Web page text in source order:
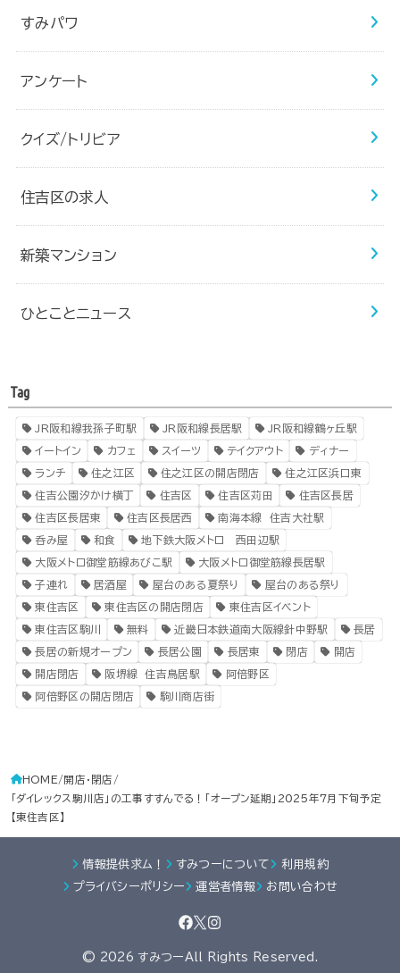
すみパワ
アンケート
クイズ/トリビア
住吉区の求人
新築マンション
ひとことニュース
Tag
JR阪和線我孫子町駅 JR阪和線長居駅 JR阪和線鶴ヶ丘駅
イートイン カフェ スイーツ テイクアウト ディナー
ランチ 住之江区 住之江区の開店閉店 住之江区浜口東
住吉公園汐かけ横丁 住吉区 住吉区苅田 住吉区長居
住吉区長居東 住吉区長居西 南海本線 住吉大社駅
呑み屋 和食 地下鉄大阪メトロ 西田辺駅
大阪メトロ御堂筋線あびこ駅 大阪メトロ御堂筋線長居駅
子連れ 居酒屋 屋台のある夏祭り 屋台のある祭り
東住吉区 東住吉区の開店閉店 東住吉区イベント
東住吉区駒川 無料 近畿日本鉄道南大阪線針中野駅 長居
長居の新規オープン 長居公園 長居東 閉店 開店
開店閉店 阪堺線 住吉鳥居駅 阿倍野区
阿倍野区の開店閉店 駒川商店街
HOME
開店・閉店
「ダイレックス駒川店」の工事すすんでる！「オープン延期」2025年7月下旬予定
【東住吉区】
情報提供求ム！ すみつーについて
利用規約
プライバシーポリシー
運営者情報 お問い合わせ
© 2026 すみつーAll Rights Reserved.